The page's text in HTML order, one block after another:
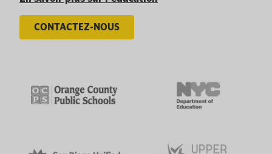
CONTACTEZ-NOUS